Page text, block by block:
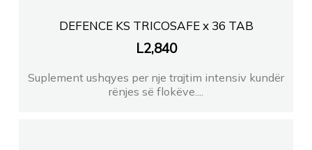
DEFENCE KS TRICOSAFE x 36 TAB
L2,840
Suplement ushqyes per nje trajtim intensiv kundër
rënjes së flokëve....